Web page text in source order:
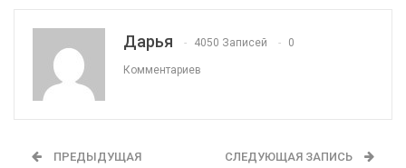
Дарья 4050 Записей 0
Комментариев
ПРЕДЫДУЩАЯ
СЛЕДУЮЩАЯ ЗАПИСЬ